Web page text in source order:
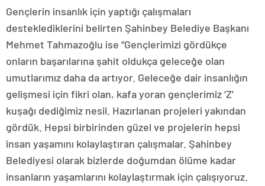
Gençlerin insanlık için yaptığı çalışmaları
desteklediklerini belirten Şahinbey Belediye Başkanı
Mehmet Tahmazoğlu ise “Gençlerimizi gördükçe
onların başarılarına şahit oldukça geleceğe olan
umutlarımız daha da artıyor. Geleceğe dair insanlığın
gelişmesi için fikri olan, kafa yoran gençlerimiz ‘Z’
kuşağı dediğimiz nesil. Hazırlanan projeleri yakından
gördük. Hepsi birbirinden güzel ve projelerin hepsi
insan yaşamını kolaylaştıran çalışmalar. Şahinbey
Belediyesi olarak bizlerde doğumdan ölüme kadar
insanların yaşamlarını kolaylaştırmak için çalışıyoruz.